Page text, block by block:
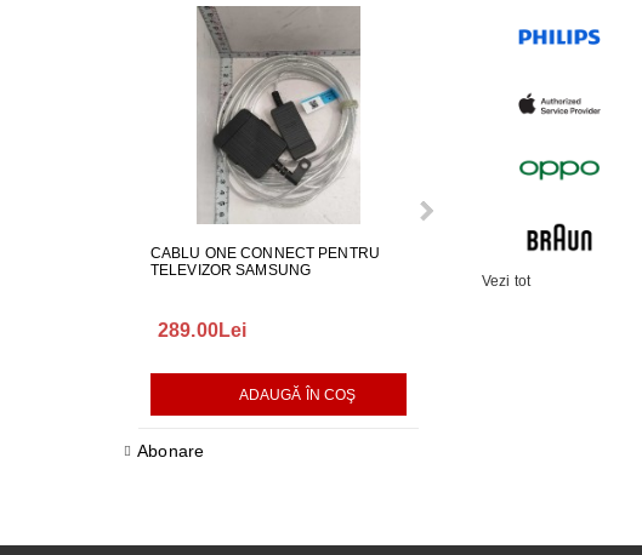
CABLU ONE CONNECT PENTRU
TELEVIZOR SAMSUNG
289.00Lei
ADAUGĂ ÎN COŞ
FURTUN EVACUARE PENTRU
Abonare
Vezi tot